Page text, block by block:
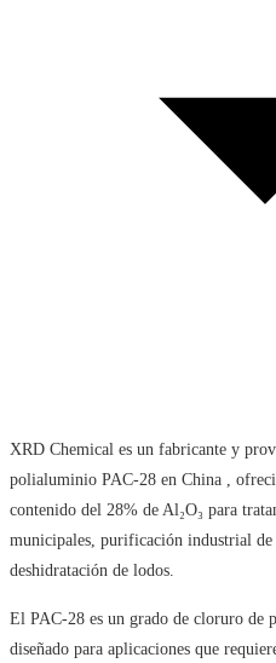
XRD Chemical es un fabricante y
polialuminio PAC-28 en China ,
contenido del 28% de Al₂O₃ para
municipales, purificación industrial de
deshidratación de lodos.
El PAC-28 es un grado de cloruro de
diseñado para aplicaciones que